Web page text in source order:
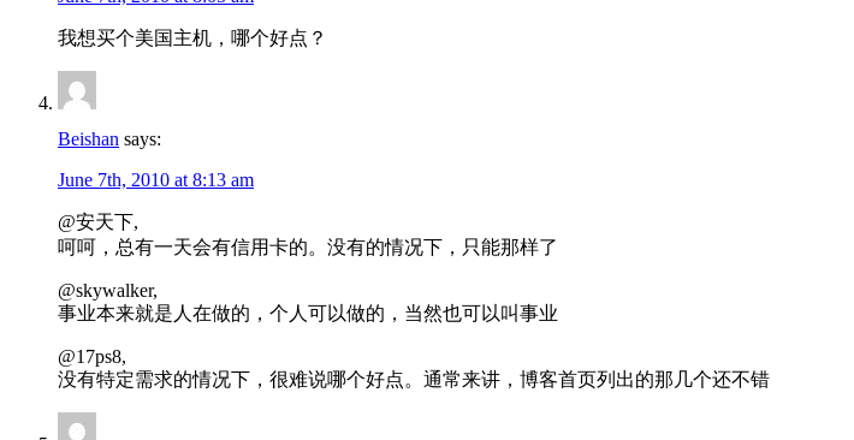
我想买个美国主机，哪个好点？
Beishan says:
June 7th, 2010 at 8:13 am
@安天下,
呵呵，总有一天会有信用卡的。没有的情况下，只能那样了
@skywalker,
事业本来就是人在做的，个人可以做的，当然也可以叫事业
@17ps8,
没有特定需求的情况下，很难说哪个好点。通常来讲，博客首页列出的那几个还不错